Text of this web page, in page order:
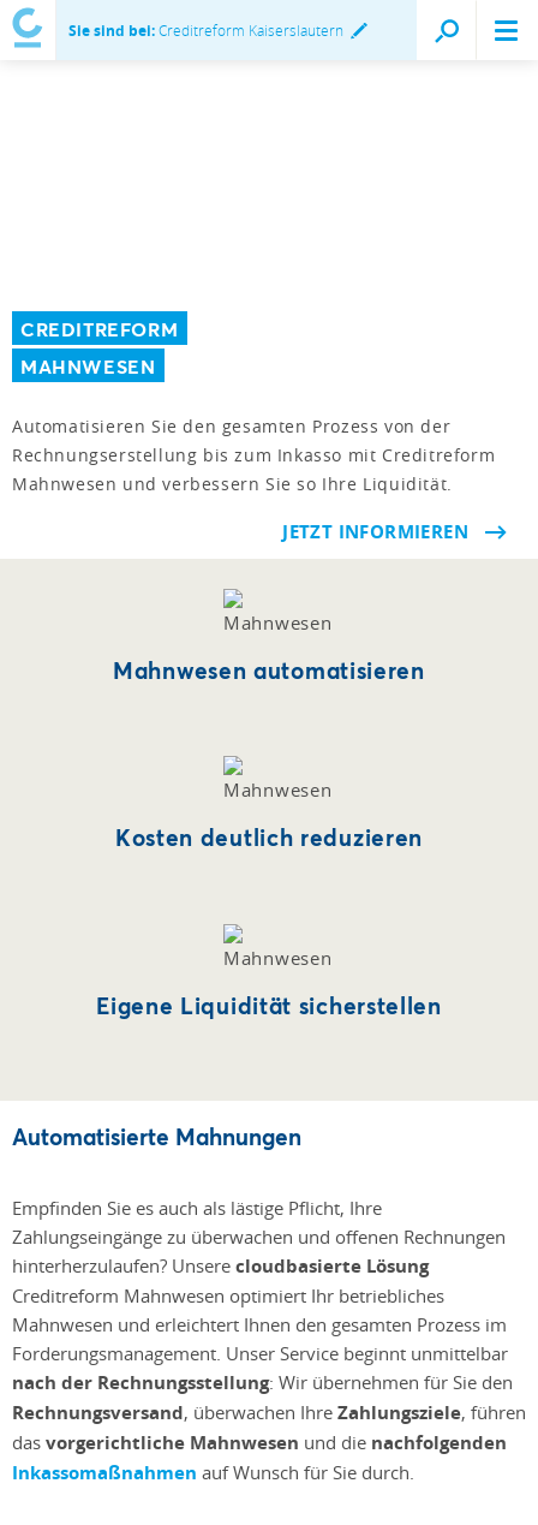
Sie sind bei:Creditreform Kaiserslautern
CREDITREFORM
MAHNWESEN
Automatisieren Sie den gesamten Prozess von der
Rechnungserstellung bis zum Inkasso mit Creditreform
Mahnwesen und verbessern Sie so Ihre Liquidität.
JETZT INFORMIEREN
Mahnwesen automatisieren
Kosten deutlich reduzieren
Eigene Liquidität sicherstellen
Automatisierte Mahnungen
Empfinden Sie es auch als lästige Pflicht, Ihre
Zahlungseingänge zu überwachen und offenen Rechnungen
hinterherzulaufen? Unsere cloudbasierte Lösung
Creditreform Mahnwesen optimiert Ihr betriebliches
Mahnwesen und erleichtert Ihnen den gesamten Prozess im
Forderungsmanagement. Unser Service beginnt unmittelbar
nach der Rechnungsstellung: Wir übernehmen für Sie den
Rechnungsversand, überwachen Ihre Zahlungsziele, führen
das vorgerichtliche Mahnwesen und die nachfolgenden
Inkassomaßnahmen auf Wunsch für Sie durch.